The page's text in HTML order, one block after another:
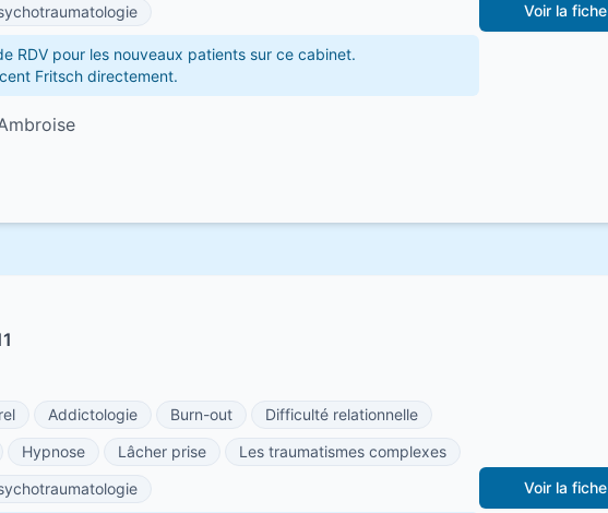
RDV pour les nouveaux patients sur ce cabinet.
Fritsch directement.
Voir la fiche
Addictologie Burn-out
Difficulté relationnelle
Hypnose Lâcher prise
Les traumatismes complexes
Voir la fiche